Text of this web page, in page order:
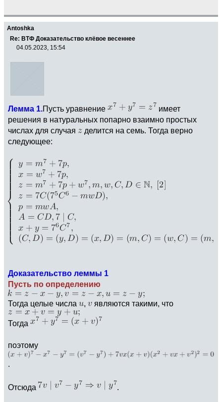
Antoshka
Re: ВТФ Доказательство клёвое весеннее
04.05.2023, 15:54
Лемма 1.Пусть уравнение
имеет
решения в натуральных попарно взаимно простых
числах для случая
делится на семь. Тогда верно
следующее:
Доказательство леммы 1
Пусть по определению
Тогда целые числа являются такими, что
Тогда
поэтому
.
Отсюда .